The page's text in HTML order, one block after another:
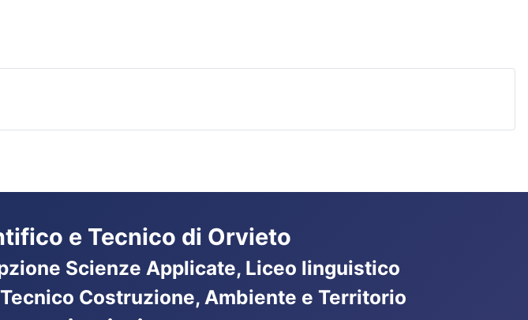
e Tecnico di Orvieto
Scienze Applicate, Liceo linguistico
Costruzione, Ambiente e Territorio